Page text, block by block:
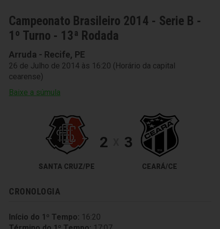
Campeonato Brasileiro 2014 - Serie B -
1º Turno - 13ª Rodada
Arruda - Recife, PE
26 de Julho de 2014 às 16:20 (Horário da capital
cearense)
Baixe a súmula
SANTA CRUZ/PE
2 3
CEARÁ/CE
CRONOLOGIA
Início do 1º Tempo: 16:20